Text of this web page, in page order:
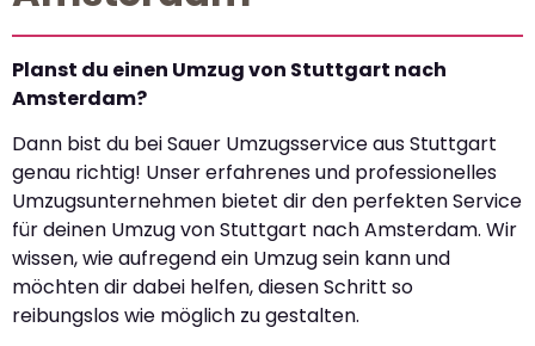
Planst du einen Umzug von Stuttgart nach
Amsterdam?
Dann bist du bei Sauer Umzugsservice aus Stuttgart
genau richtig! Unser erfahrenes und professionelles
Umzugsunternehmen bietet dir den perfekten Service
für deinen Umzug von Stuttgart nach Amsterdam. Wir
wissen, wie aufregend ein Umzug sein kann und
möchten dir dabei helfen, diesen Schritt so
reibungslos wie möglich zu gestalten.